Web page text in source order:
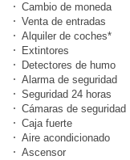
Cambio de moneda
Venta de entradas
Alquiler de coches*
Extintores
Detectores de humo
Alarma de seguridad
Seguridad 24 horas
Cámaras de seguridad
Caja fuerte
Aire acondicionado
Ascensor